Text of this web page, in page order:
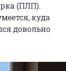
(ПЛП).
куда
довольно